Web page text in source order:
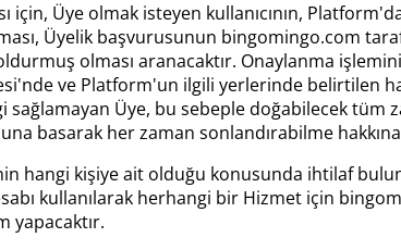
için, Üye olmak isteyen kullanıcının,
Üyelik başvurusunun bingomingo.com
olması aranacaktır. Onaylanma
ve Platform'un ilgili yerlerinde belirtilen
Üye, bu sebeple doğabilecek tüm
basarak her zaman sonlandırabilme
hangi kişiye ait olduğu konusunda ihtilaf
kullanılarak herhangi bir Hizmet için
yapacaktır.